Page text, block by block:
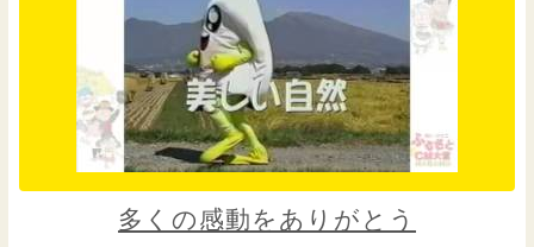
多くの感動をありがとう